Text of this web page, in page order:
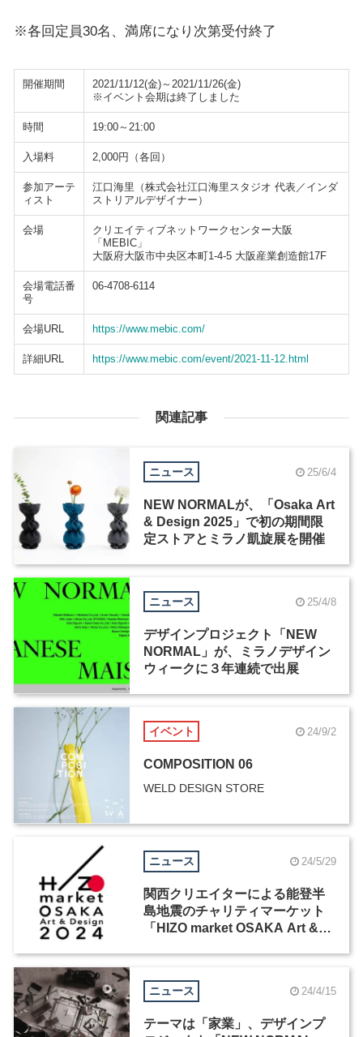
※各回定員30名、満席になり次第受付終了
開催期間
2021/11/12(金)～2021/11/26(金)
※イベント会期は終了しました
時間 19:00～21:00
入場料 2,000円（各回）
参加アーテ
ィスト
江口海里（株式会社江口海里スタジオ 代表／インダ
ストリアルデザイナー）
会場
クリエイティブネットワークセンター大阪
「MEBIC」
大阪府大阪市中央区本町1-4-5 大阪産業創造館17F
会場電話番
号
06-4708-6114
会場URL https://www.mebic.com/
詳細URL https://www.mebic.com/event/2021-11-12.html
関連記事
ニュース 25/6/4
NEW NORMALが、「Osaka Art
& Design 2025」で初の期間限
定ストアとミラノ凱旋展を開催
ニュース 25/4/8
デザインプロジェクト「NEW
NORMAL」が、ミラノデザイン
ウィークに３年連続で出展
イベント 24/9/2
COMPOSITION 06
WELD DESIGN STORE
ニュース 24/5/29
関西クリエイターによる能登半
島地震のチャリティマーケット
「HIZO market OSAKA Art &
ニュース 24/4/15
テーマは「家業」、デザインプ